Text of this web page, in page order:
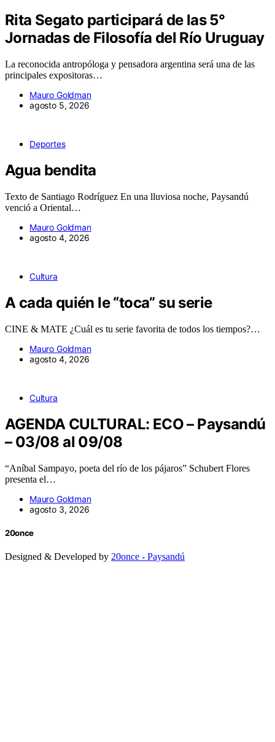
Rita Segato participará de las 5°
Jornadas de Filosofía del Río Uruguay
La reconocida antropóloga y pensadora argentina será una de las
principales expositoras…
Mauro Goldman
agosto 5, 2026
Deportes
Agua bendita
Texto de Santiago Rodríguez En una lluviosa noche, Paysandú
venció a Oriental…
Mauro Goldman
agosto 4, 2026
Cultura
A cada quién le “toca” su serie
CINE & MATE ¿Cuál es tu serie favorita de todos los tiempos?…
Mauro Goldman
agosto 4, 2026
Cultura
AGENDA CULTURAL: ECO – Paysandú
– 03/08 al 09/08
“Aníbal Sampayo, poeta del río de los pájaros” Schubert Flores
presenta el…
Mauro Goldman
agosto 3, 2026
20once
Designed & Developed by 20once - Paysandú